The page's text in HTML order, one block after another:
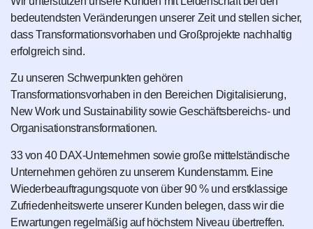
bedeutendsten Veränderungen unserer Zeit und stellen sicher,
dass Transformationsvorhaben und Großprojekte nachhaltig
erfolgreich sind.
Zu unseren Schwerpunkten gehören
Transformationsvorhaben in den Bereichen Digitalisierung,
New Work und Sustainability sowie Geschäftsbereichs- und
Organisationstransformationen.
33 von 40 DAX-Unternehmen sowie große mittelständische
Unternehmen gehören zu unserem Kundenstamm. Eine
Wiederbeauftragungsquote von über 90 % und erstklassige
Zufriedenheitswerte unserer Kunden belegen, dass wir die
Erwartungen regelmäßig auf höchstem Niveau übertreffen.